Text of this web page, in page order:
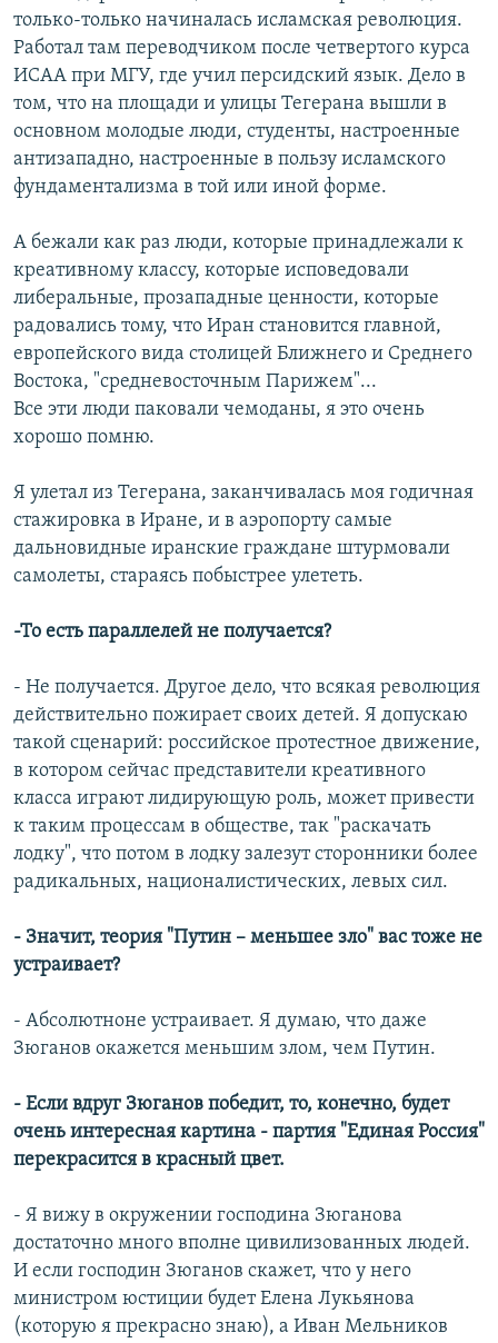
только-только начиналась исламская революция.
Работал там переводчиком после четвертого курса
ИСАА при МГУ, где учил персидский язык. Дело в
том, что на площади и улицы Тегерана вышли в
основном молодые люди, студенты, настроенные
антизападно, настроенные в пользу исламского
фундаментализма в той или иной форме.
А бежали как раз люди, которые принадлежали к
креативному классу, которые исповедовали
либеральные, прозападные ценности, которые
радовались тому, что Иран становится главной,
европейского вида столицей Ближнего и Среднего
Востока, "средневосточным Парижем"...
Все эти люди паковали чемоданы, я это очень
хорошо помню.
Я улетал из Тегерана, заканчивалась моя годичная
стажировка в Иране, и в аэропорту самые
дальновидные иранские граждане штурмовали
самолеты, стараясь побыстрее улететь.
-То есть параллелей не получается?
- Не получается. Другое дело, что всякая революция
действительно пожирает своих детей. Я допускаю
такой сценарий: российское протестное движение,
в котором сейчас представители креативного
класса играют лидирующую роль, может привести
к таким процессам в обществе, так "раскачать
лодку", что потом в лодку залезут сторонники более
радикальных, националистических, левых сил.
- Значит, теория "Путин – меньшее зло" вас тоже не
устраивает?
- Абсолютноне устраивает. Я думаю, что даже
Зюганов окажется меньшим злом, чем Путин.
- Если вдруг Зюганов победит, то, конечно, будет
очень интересная картина - партия "Единая Россия"
перекрасится в красный цвет.
- Я вижу в окружении господина Зюганова
достаточно много вполне цивилизованных людей.
И если господин Зюганов скажет, что у него
министром юстиции будет Елена Лукьянова
(которую я прекрасно знаю), а Иван Мельников